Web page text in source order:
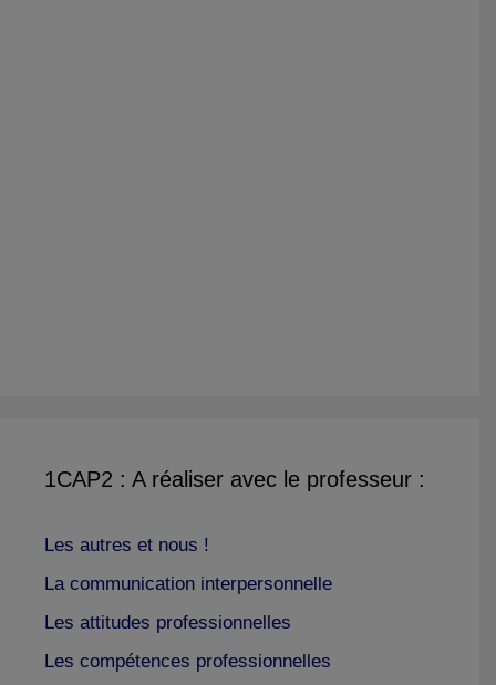
1CAP2 : A réaliser avec le professeur :
Les autres et nous !
La communication interpersonnelle
Les attitudes professionnelles
Les compétences professionnelles